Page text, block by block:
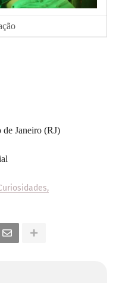
Janeiro (RJ)